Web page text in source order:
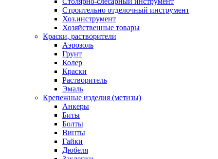
Строительно отделочный инструмент
Хоз.инструмент
Хозяйственные товары
Краски, растворители
Аэрозоль
Грунт
Колер
Краски
Растворитель
Эмаль
Крепежные изделия (метизы)
Анкеры
Биты
Болты
Винты
Гайки
Дюбеля